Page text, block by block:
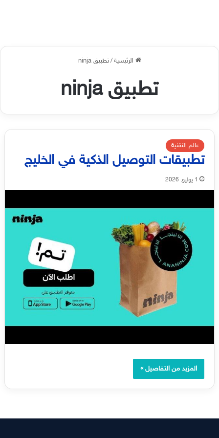
الرئيسية / تطبيق ninja
تطبيق ninja
عالم التقنية
تطبيقات التوصيل الذكية في الخليج
1 يوليو, 2026
المزيد من التفاصيل »